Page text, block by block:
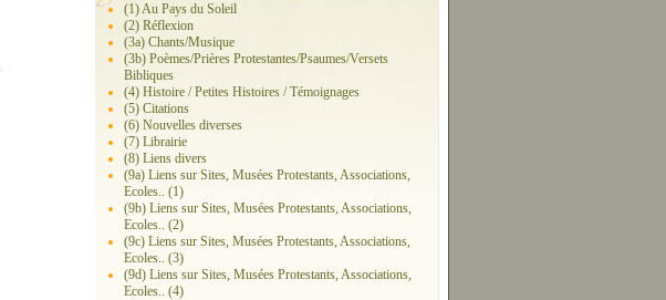
(1) Au Pays du Soleil
(2) Réflexion
(3a) Chants/Musique
(3b) Poèmes/Prières Protestantes/Psaumes/Versets
Bibliques
(4) Histoire / Petites Histoires / Témoignages
(5) Citations
(6) Nouvelles diverses
(7) Librairie
(8) Liens divers
(9a) Liens sur Sites, Musées Protestants, Associations,
Ecoles.. (1)
(9b) Liens sur Sites, Musées Protestants, Associations,
Ecoles.. (2)
(9c) Liens sur Sites, Musées Protestants, Associations,
Ecoles.. (3)
(9d) Liens sur Sites, Musées Protestants, Associations,
Ecoles.. (4)